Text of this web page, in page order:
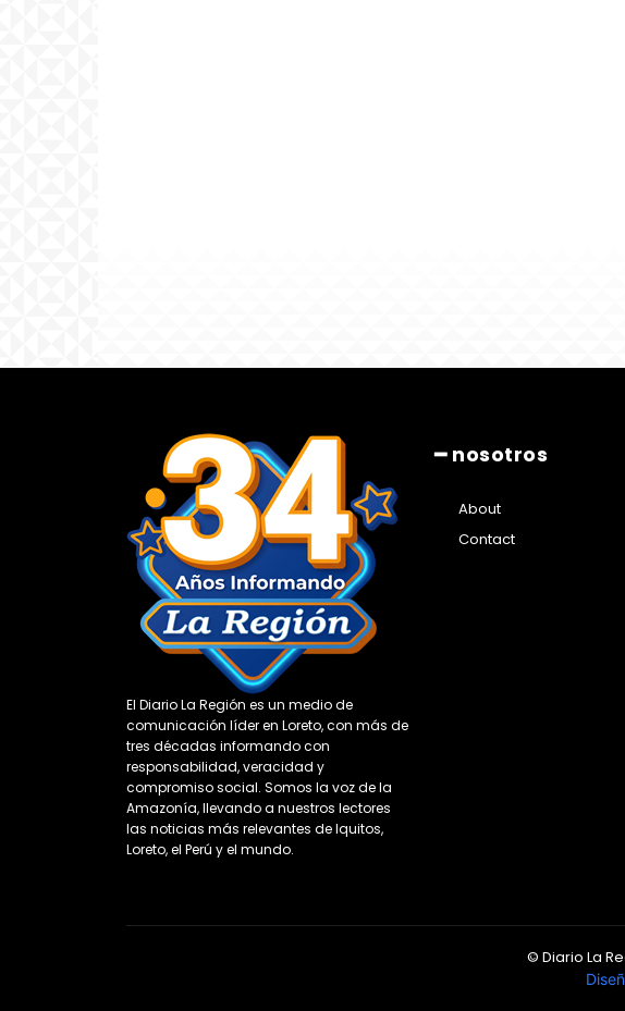
El Diario La Región es un medio de
comunicación líder en Loreto, con más de
tres décadas informando con
responsabilidad, veracidad y
compromiso social. Somos la voz de la
Amazonía, llevando a nuestros lectores
las noticias más relevantes de Iquitos,
Loreto, el Perú y el mundo.
━ nosotros
About
Contact
© Diario La